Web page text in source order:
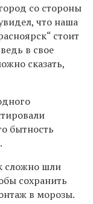
со стороны
что наша
стоит
в свое
сказать,
бытность
сложно шли
сохранить
в морозы.